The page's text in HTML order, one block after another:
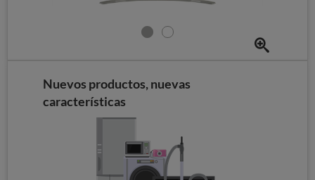
Nuevos productos, nuevas
características